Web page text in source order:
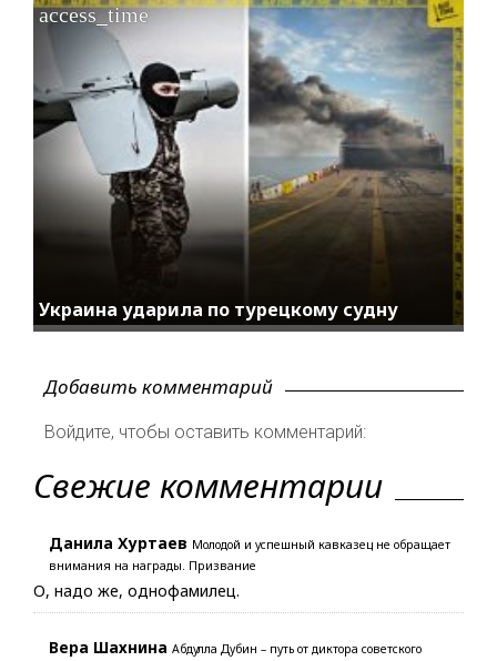
Украина ударила по турецкому судну
access_time
Добавить комментарий
Войдите, чтобы оставить комментарий:
Свежие комментарии
Данила Хуртаев Молодой и успешный кавказец не обращает
внимания на награды. Призвание
О, надо же, однофамилец.
Вера Шахнина Абдулла Дубин – путь от диктора советского